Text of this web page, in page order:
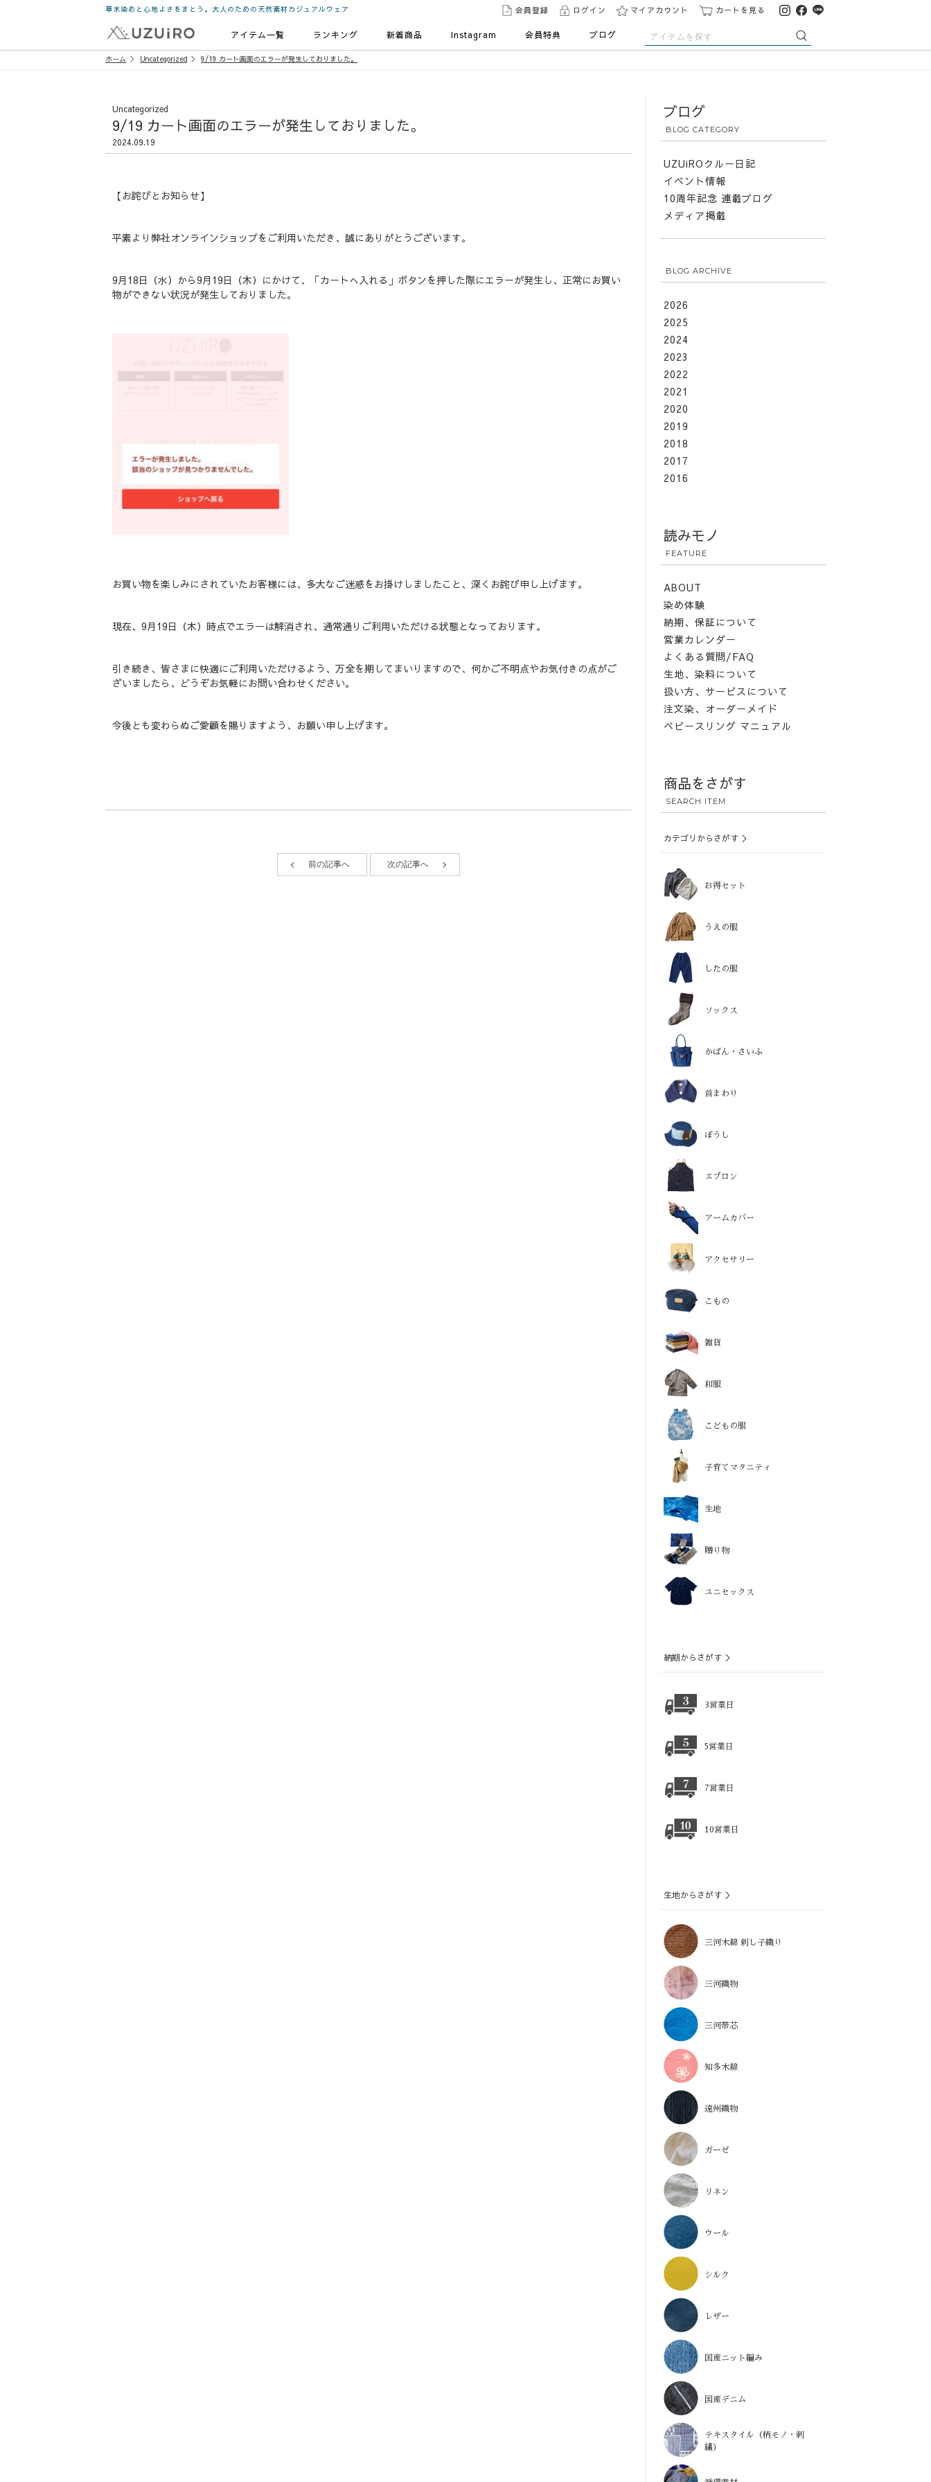
草木染めと心地よさをまとう。大人のための天然素材カジュアルウェア 会員登録 ログイン マイアカウント カートを見る
アイテム一覧 ランキング 新着商品 Instagram 会員特典 ブログ
ホーム Uncategorized 9/19 カート画面のエラーが発生しておりました。
Uncategorized
9/19 カート画面のエラーが発生しておりました。
2024.09.19
【お詫びとお知らせ】
平素より弊社オンラインショップをご利用いただき、誠にありがとうございます。
9月18日（水）から9月19日（木）にかけて、「カートへ入れる」ボタンを押した際にエラーが発生し、正常にお買い
物ができない状況が発生しておりました。
お買い物を楽しみにされていたお客様には、多大なご迷惑をお掛けしましたこと、深くお詫び申し上げます。
現在、9月19日（木）時点でエラーは解消され、通常通りご利用いただける状態となっております。
引き続き、皆さまに快適にご利用いただけるよう、万全を期してまいりますので、何かご不明点やお気付きの点がご
ざいましたら、どうぞお気軽にお問い合わせください。
今後とも変わらぬご愛顧を賜りますよう、お願い申し上げます。
前の記事へ 次の記事へ
ブログ
BLOG CATEGORY
UZUiROクルー日記
イベント情報
10周年記念 連載ブログ
メディア掲載
BLOG ARCHIVE
2026
2025
2024
2023
2022
2021
2020
2019
2018
2017
2016
読みモノ
FEATURE
ABOUT
染め体験
納期、保証について
営業カレンダー
よくある質問/FAQ
生地、染料について
扱い方、サービスについて
注文染、オーダーメイド
ベビースリング マニュアル
商品をさがす
SEARCH ITEM
カテゴリからさがす ＞
お得セット
うえの服
したの服
ソックス
かばん・さいふ
首まわり
ぼうし
エプロン
アームカバー
アクセサリー
こもの
雑貨
和服
こどもの服
子育てマタニティ
生地
贈り物
ユニセックス
納期からさがす ＞
3営業日
5営業日
7営業日
10営業日
生地からさがす ＞
三河木綿 刺し子織り
三河織物
三河帯芯
知多木綿
遠州織物
ガーゼ
リネン
ウール
シルク
レザー
国産ニット編み
国産デニム
テキスタイル（柄モノ・刺
繍）